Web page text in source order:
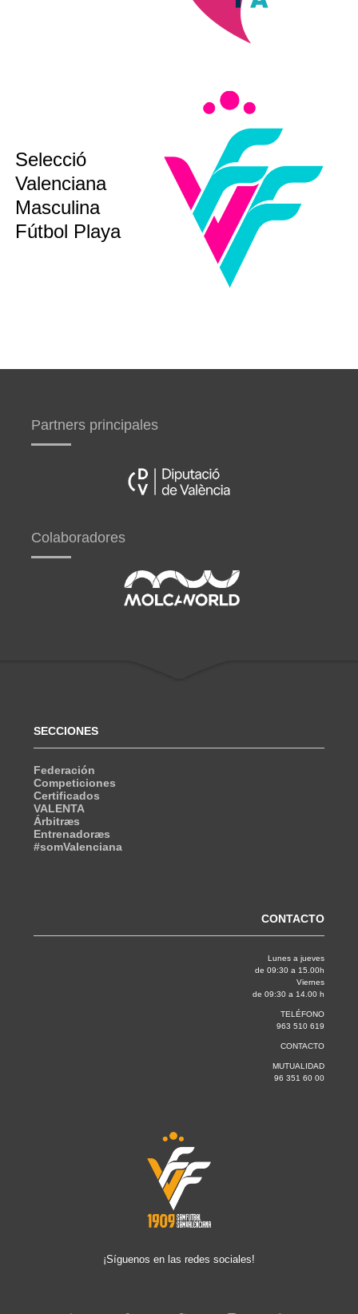
Selecció
Valenciana
Masculina
Fútbol Playa
Partners principales
Colaboradores
SECCIONES
Federación
Competiciones
Certificados
VALENTA
Árbitræs
Entrenadoræs
#somValenciana
CONTACTO
Lunes a jueves
de 09:30 a 15.00h
Viernes
de 09:30 a 14.00 h
TELÉFONO
963 510 619
CONTACTO
MUTUALIDAD
96 351 60 00
¡Síguenos en las redes sociales!